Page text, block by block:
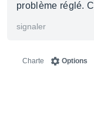
problème réglé.
signaler
Options
Charte